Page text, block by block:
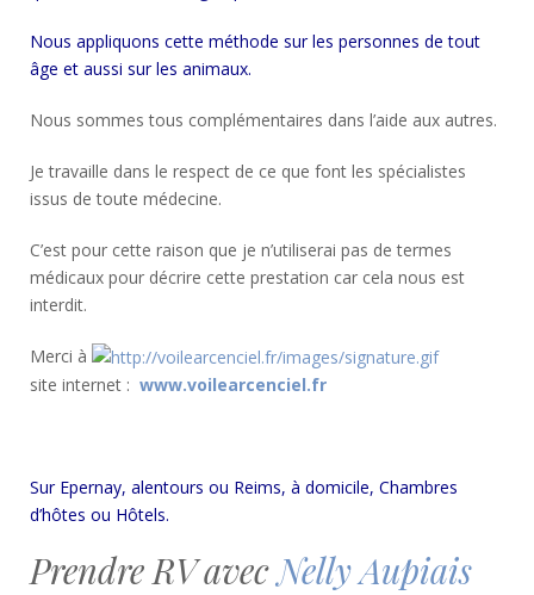
Nous appliquons cette méthode sur les personnes de tout
âge et aussi sur les animaux.
Nous sommes tous complémentaires dans l’aide aux autres.
Je travaille dans le respect de ce que font les spécialistes
issus de toute médecine.
C’est pour cette raison que je n’utiliserai pas de termes
médicaux pour décrire cette prestation car cela nous est
interdit.
Merci à
site internet : www.voilearcenciel.fr
Sur Epernay, alentours ou Reims, à domicile, Chambres
d’hôtes ou Hôtels.
Prendre RV avecNelly Aupiais